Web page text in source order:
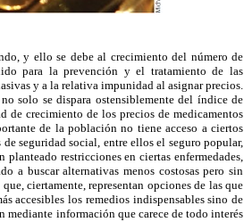
y ello se debe al crecimiento del número de
para la prevención y el tratamiento de las
y a la relativa impunidad al asignar precios.
solo se dispara ostensiblemente del índice de
de crecimiento de los precios de medicamentos
de la población no tiene acceso a ciertos
seguridad social, entre ellos el seguro popular,
restricciones en ciertas enfermedades,
a buscar alternativas menos costosas pero sin
ciertamente, representan opciones de las que
accesibles los remedios indispensables sino de
información que carece de todo interés